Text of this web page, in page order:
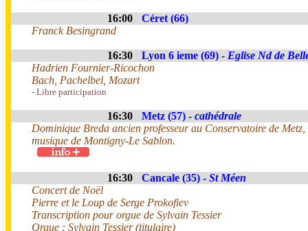
16:00
Céret (66)
Franck Besingrand
16:30 Lyon 6 ieme (69) - Eglise Nd de
Hadrien Fournier-Ricochon
Bach, Pachelbel, Mozart
- Libre participation
16:30 Metz (57) - cathédrale
Dominique Breda ancien professeur au Conservatoire de
musique de Montigny-Le Sablon.
16:30 Cancale (35) - St Méen
Concert de Noël
Pierre et le Loup de Serge Prokofiev
Transcription pour orgue de Sylvain Tessier
Orgue : Sylvain Tessier (titulaire)